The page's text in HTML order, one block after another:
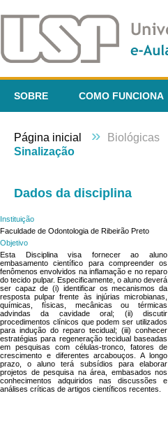
SOBRE COMO FUNCIONA
Página inicial » Biológicas
Sinalização
Dados da disciplina
Instituição
Faculdade de Odontologia de Ribeirão Preto
Objetivo
Esta Disciplina visa fornecer ao aluno
embasamento científico para compreender os
fenômenos envolvidos na inflamação e no reparo
do tecido pulpar. Especificamente, o aluno deverá
ser capaz de (i) identificar os mecanismos da
resposta pulpar frente às injúrias microbianas,
químicas, físicas, mecânicas ou térmicas
advindas da cavidade oral; (ii) discutir
procedimentos clínicos que podem ser utilizados
para indução do reparo tecidual; (iii) conhecer
estratégias para regeneração tecidual baseadas
em pesquisas com células-tronco, fatores de
crescimento e diferentes arcabouços. A longo
prazo, o aluno terá subsídios para elaborar
projetos de pesquisa na área, embasados nos
conhecimentos adquiridos nas discussões e
análises críticas de artigos científicos recentes.